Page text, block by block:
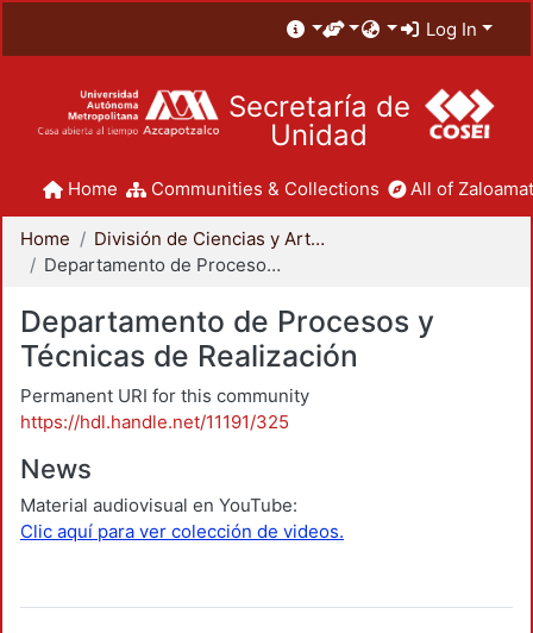
Log In
Secretaría de
Unidad
Home Communities & Collections All of
Home
División de Ciencias y Artes para el Diseño
Departamento de Procesos y Técnicas de Realización
Departamento de Procesos y
Técnicas de Realización
Permanent URI for this community
https://hdl.handle.net/11191/325
News
Material audiovisual en YouTube:
Clic aquí para ver colección de videos.